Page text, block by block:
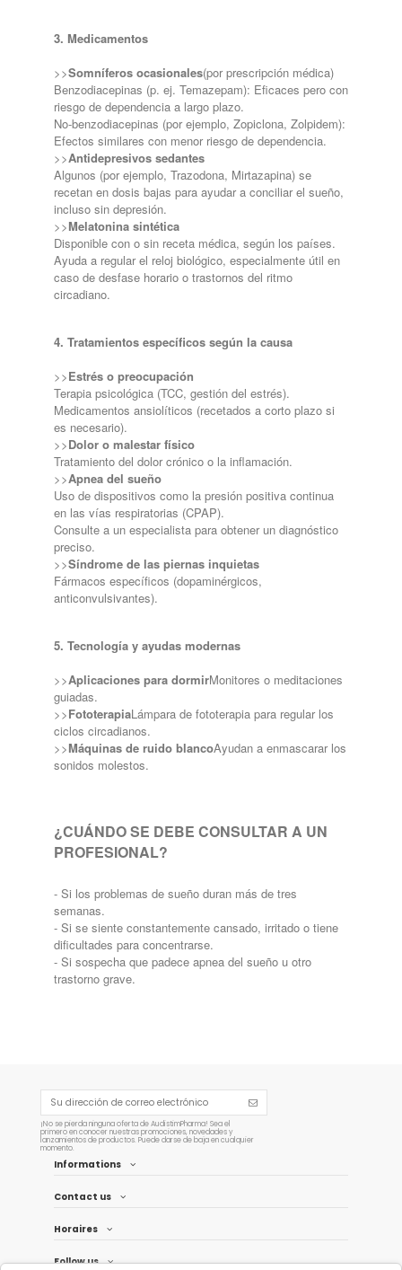
3. Medicamentos
>>Somníferos ocasionales(por prescripción médica)
Benzodiacepinas (p. ej. Temazepam): Eficaces pero con
riesgo de dependencia a largo plazo.
No-benzodiacepinas (por ejemplo, Zopiclona, Zolpidem):
Efectos similares con menor riesgo de dependencia.
>>Antidepresivos sedantes
Algunos (por ejemplo, Trazodona, Mirtazapina) se
recetan en dosis bajas para ayudar a conciliar el sueño,
incluso sin depresión.
>>Melatonina sintética
Disponible con o sin receta médica, según los países.
Ayuda a regular el reloj biológico, especialmente útil en
caso de desfase horario o trastornos del ritmo
circadiano.
4. Tratamientos específicos según la causa
>>Estrés o preocupación
Terapia psicológica (TCC, gestión del estrés).
Medicamentos ansiolíticos (recetados a corto plazo si
es necesario).
>>Dolor o malestar físico
Tratamiento del dolor crónico o la inflamación.
>>Apnea del sueño
Uso de dispositivos como la presión positiva continua
en las vías respiratorias (CPAP).
Consulte a un especialista para obtener un diagnóstico
preciso.
>>Síndrome de las piernas inquietas
Fármacos específicos (dopaminérgicos,
anticonvulsivantes).
5. Tecnología y ayudas modernas
>>Aplicaciones para dormirMonitores o meditaciones
guiadas.
>>FototerapiaLámpara de fototerapia para regular los
ciclos circadianos.
>>Máquinas de ruido blancoAyudan a enmascarar los
sonidos molestos.
¿CUÁNDO SE DEBE CONSULTAR A UN
PROFESIONAL?
- Si los problemas de sueño duran más de tres
semanas.
- Si se siente constantemente cansado, irritado o tiene
dificultades para concentrarse.
- Si sospecha que padece apnea del sueño u otro
trastorno grave.
¡No se pierda ninguna oferta de AudistimPharma! Sea el
primero en conocer nuestras promociones, novedades y
lanzamientos de productos. Puede darse de baja en cualquier
momento.
Informations
Contact us
Horaires
Follow us